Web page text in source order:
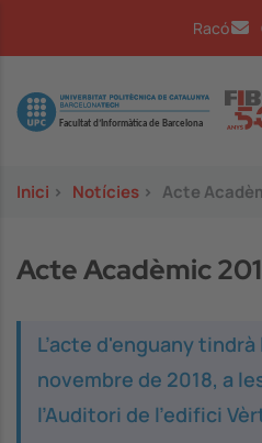
Racó
Image
Inici > Notícies > Acte
Acte Acadèmic
L’acte d'enguany
novembre de 2018, a
l’Auditori de l’edifici